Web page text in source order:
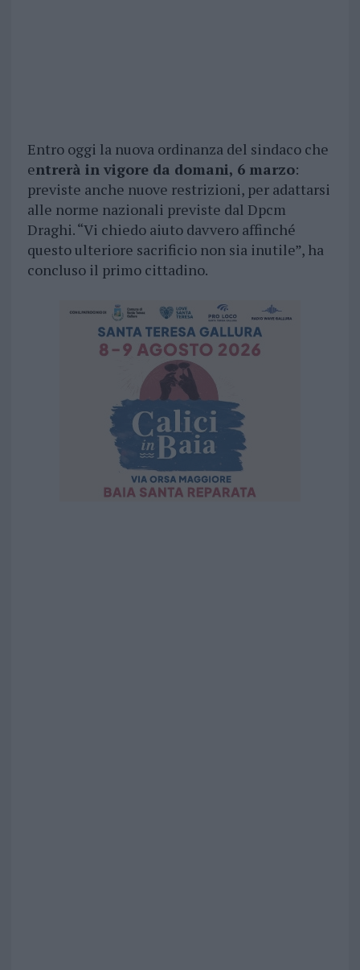
Entro oggi la nuova ordinanza del sindaco che
entrerà in vigore da domani, 6 marzo:
previste anche nuove restrizioni, per adattarsi
alle norme nazionali previste dal Dpcm
Draghi. “Vi chiedo aiuto davvero affinché
questo ulteriore sacrificio non sia inutile”, ha
concluso il primo cittadino.